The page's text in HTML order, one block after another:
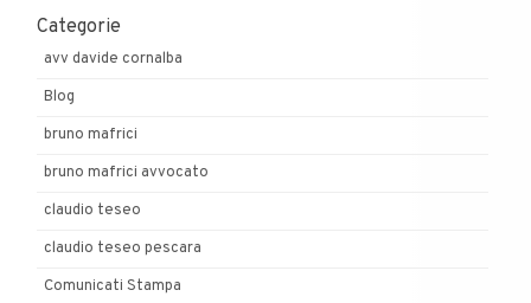
Categorie
avv davide cornalba
Blog
bruno mafrici
bruno mafrici avvocato
claudio teseo
claudio teseo pescara
Comunicati Stampa